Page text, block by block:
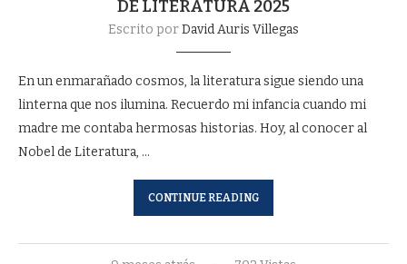
DE LITERATURA 2025
Escrito porDavid Auris Villegas
En un enmarañado cosmos, la literatura sigue siendo una
linterna que nos ilumina. Recuerdo mi infancia cuando mi
madre me contaba hermosas historias. Hoy, al conocer al
Nobel de Literatura, …
CONTINUE READING